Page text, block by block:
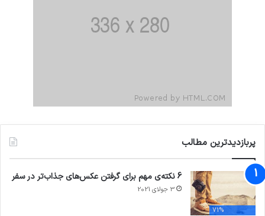
پربازدیدترین مطالب
71%
6 نکته‌ی مهم برای گرفتن عکس‌های جذاب‌تر در سفر
3 جولای 2021